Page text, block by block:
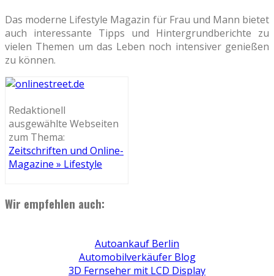
Das moderne Lifestyle Magazin für Frau und Mann bietet
auch interessante Tipps und Hintergrundberichte zu
vielen Themen um das Leben noch intensiver genießen
zu können.
Redaktionell
ausgewählte Webseiten
zum Thema:
Zeitschriften und Online-
Magazine » Lifestyle
Wir empfehlen auch:
Autoankauf Berlin
Automobilverkäufer Blog
3D Fernseher mit LCD Display